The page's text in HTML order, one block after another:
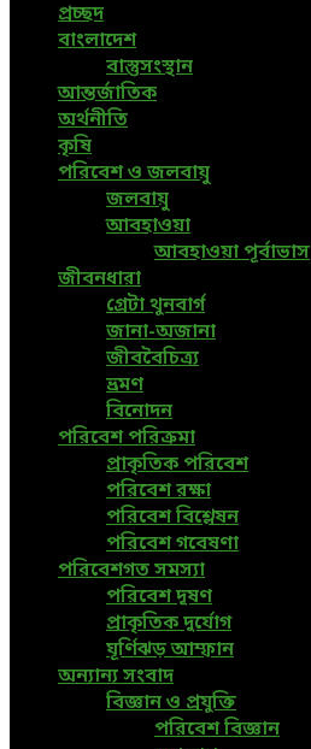
প্রচ্ছদ
বাংলাদেশ
বাস্তুসংস্থান
আন্তর্জাতিক
অর্থনীতি
কৃষি
পরিবেশ ও জলবায়ু
জলবায়ু
আবহাওয়া
আবহাওয়া পূর্বাভাস
জীবনধারা
গ্রেটা থুনবার্গ
জানা-অজানা
জীববৈচিত্র্য
ভ্রমণ
বিনোদন
পরিবেশ পরিক্রমা
প্রাকৃতিক পরিবেশ
পরিবেশ রক্ষা
পরিবেশ বিশ্লেষন
পরিবেশ গবেষণা
পরিবেশগত সমস্যা
পরিবেশ দূষণ
প্রাকৃতিক দুর্যোগ
ঘূর্ণিঝড় আম্ফান
অন্যান্য সংবাদ
বিজ্ঞান ও প্রযুক্তি
পরিবেশ বিজ্ঞান